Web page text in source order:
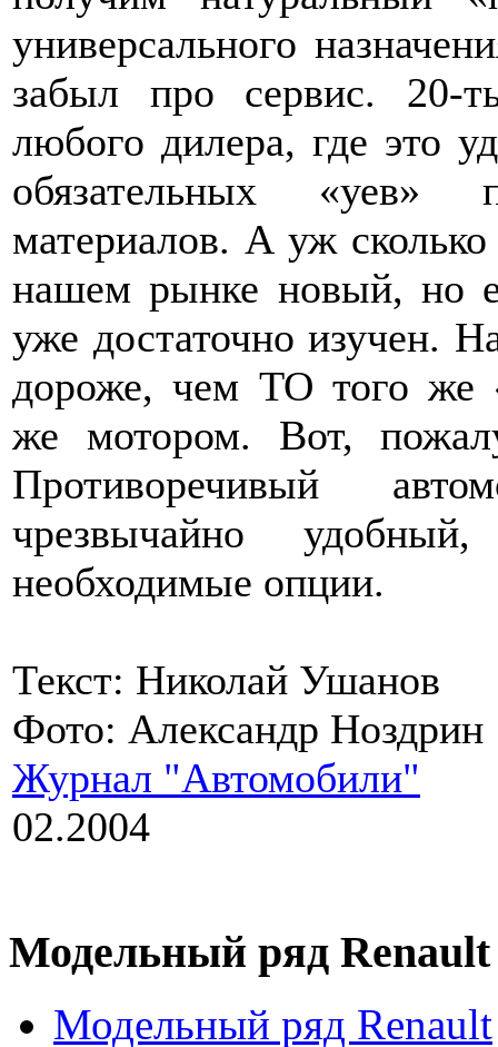
универсального
забыл про сервис. 20-
любого дилера, где это
обязательных «уев»
материалов. А уж
нашем рынке новый, но
уже достаточно изучен.
дороже, чем ТО того же
же мотором. Вот,
Противоречивый
чрезвычайно
необходимые опции.
Текст: Николай Ушанов
Фото: Александр Ноздрин
Журнал "Автомобили"
02.2004
Модельный ряд Renault
Модельный ряд Renault